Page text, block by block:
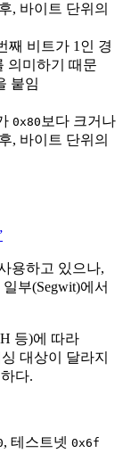
, 바이트 단위의
째 비트가 1인 경
의미하기 때문
붙임
0x80 보다 크거나
, 바이트 단위의
용하고 있으나,
부(Segwit)에서
등)에 따라
대상이 달라지
다.
, 테스트넷 0x6f